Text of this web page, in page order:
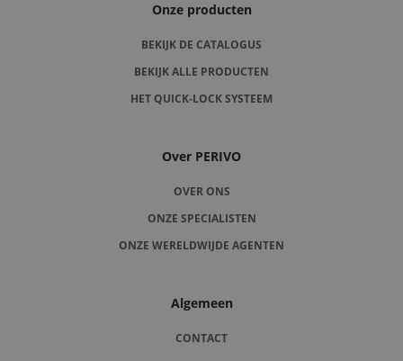
Onze producten
BEKIJK DE CATALOGUS
BEKIJK ALLE PRODUCTEN
HET QUICK-LOCK SYSTEEM
Over PERIVO
OVER ONS
ONZE SPECIALISTEN
ONZE WERELDWIJDE AGENTEN
Algemeen
CONTACT